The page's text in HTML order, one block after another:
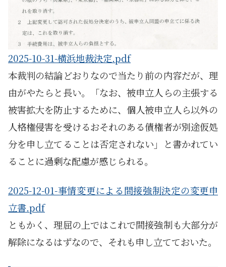
2025-10-31-横浜地裁決定.pdf
本裁判の結論どおりなので当たり前の内容だが、理
由がやたらと長い。「なお、被申立人らの主張する
被害拡大を防止するために、個人被申立人ら以外の
人格権侵害を受けるおそれのある債権者が別途仮処
分を申し立てることは否定されない」と書かれてい
ることに過剰な配慮が感じられる。
2025-12-01-事情変更による間接強制決定の変更申
立書.pdf
ともかく、理屈の上ではこれで間接強制も大部分が
解除になるはずなので、それも申し立てておいた。